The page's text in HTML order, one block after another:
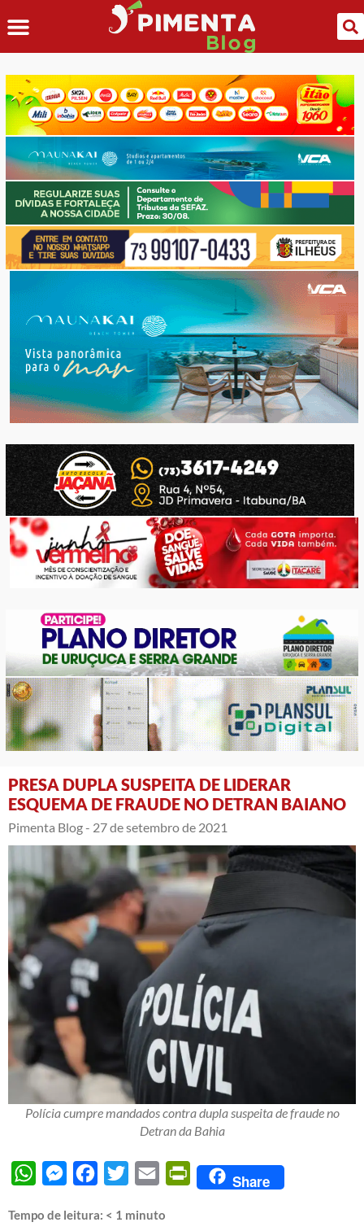
PRESA DUPLA SUSPEITA DE LIDERAR
ESQUEMA DE FRAUDE NO DETRAN BAIANO
Pimenta Blog - 27 de setembro de 2021
Polícia cumpre mandados contra dupla suspeita de fraude no
Detran da Bahia
WhatsAppMessengerFacebook
Twitter Email PrintFriendly
Share
Tempo de leitura: < 1 minuto